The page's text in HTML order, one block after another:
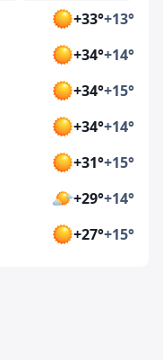
+33°+13°
+34°+14°
+34°+15°
+34°+14°
+31°+15°
+29°+14°
+27°+15°